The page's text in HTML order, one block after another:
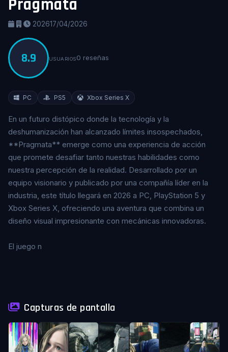
Pragmata
202617/04/2026
8.9 USUARIOS0 reseñas
PC PS5 Xbox Series X
En un futuro distópico donde la tecnología y la
deshumanización han alcanzado límites insospechados,
**Pragmata** emerge como una experiencia de acción
que promete desafiar tanto nuestras habilidades como
nuestra percepción de la realidad. Desarrollado por un
equipo visionario y publicado por una compañía líder en la
industria, este título llegará en 2026 a PC, PlayStation 5 y
Xbox Series X, ofreciendo una aventura que combina un
diseño visual impresionante con mecánicas innovadoras.
El juego n
Capturas de pantalla